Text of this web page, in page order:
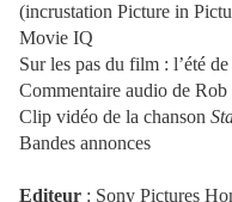
(incrustation Picture in
Movie IQ
Sur les pas du film : l’été de
Commentaire audio de Rob
Clip vidéo de la chanson
Bandes annonces
Editeur : Sony Pictures